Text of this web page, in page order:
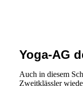
Yoga-AG
Auch in diesem
Zweitklässler